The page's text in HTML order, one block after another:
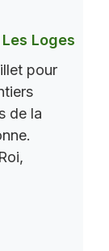
Loges
pour
de la